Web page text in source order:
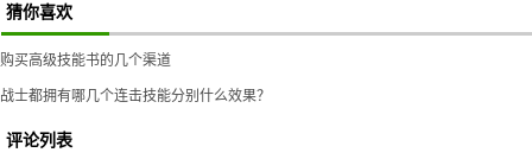
猜你喜欢
购买高级技能书的几个渠道
战士都拥有哪几个连击技能分别什么效果？
评论列表